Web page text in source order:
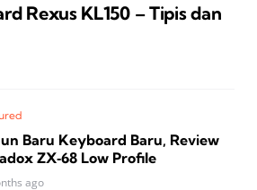
Rexus KL150 – Tipis dan
Baru Keyboard Baru, Review
ZX‑68 Low Profile
ago